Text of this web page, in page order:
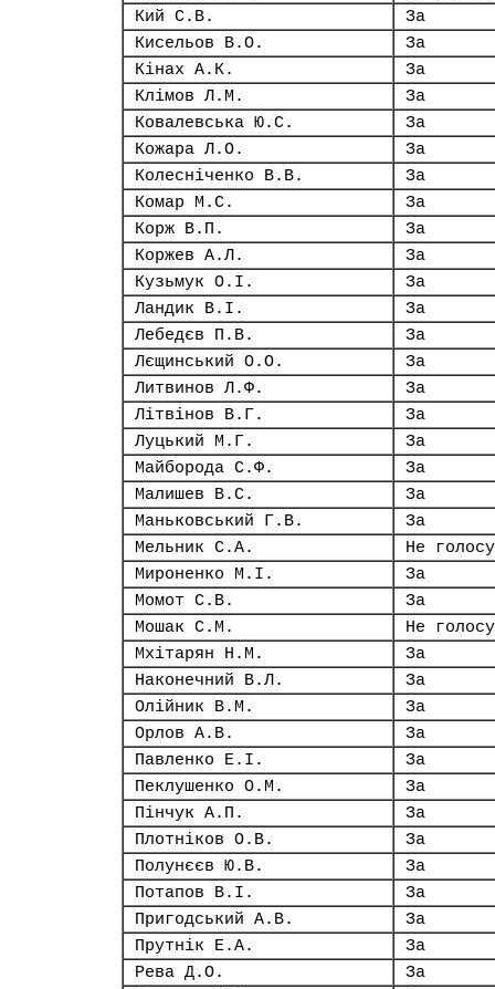
Кий С.В.
За
Кисельов В.О.
За
Кінах А.К.
За
Клімов Л.М.
За
Ковалевська Ю.С.
За
Кожара Л.О.
За
Колесніченко В.В.
За
Комар М.С.
За
Корж В.П.
За
Коржев А.Л.
За
Кузьмук О.І.
За
Ландик В.І.
За
Лебедєв П.В.
За
Лєщинський О.О.
За
Литвинов Л.Ф.
За
Літвінов В.Г.
За
Луцький М.Г.
За
Майборода С.Ф.
За
Малишев В.С.
За
Маньковський Г.В.
За
Мельник С.А.
Не
Мироненко М.І.
За
Момот С.В.
За
Мошак С.М.
Не
Мхітарян Н.М.
За
Наконечний В.Л.
За
Олійник В.М.
За
Орлов А.В.
За
Павленко Е.І.
За
Пеклушенко О.М.
За
Пінчук А.П.
За
Плотніков О.В.
За
Полунєєв Ю.В.
За
Потапов В.І.
За
Пригодський А.В.
За
Прутнік Е.А.
За
Рева Д.О.
За